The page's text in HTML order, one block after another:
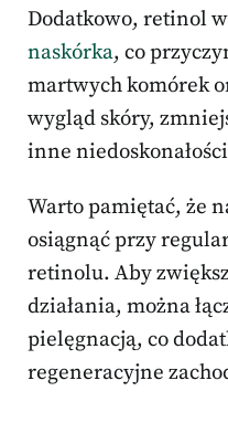
Dodatkowo, retinol
naskórka, co
martwych komórek
wygląd skóry,
inne
Warto pamiętać, że
osiągnąć przy
retinolu. Aby
działania, można
pielęgnacją, co
regeneracyjne